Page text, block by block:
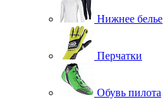
Нижнее белье
Перчатки
Обувь пилота